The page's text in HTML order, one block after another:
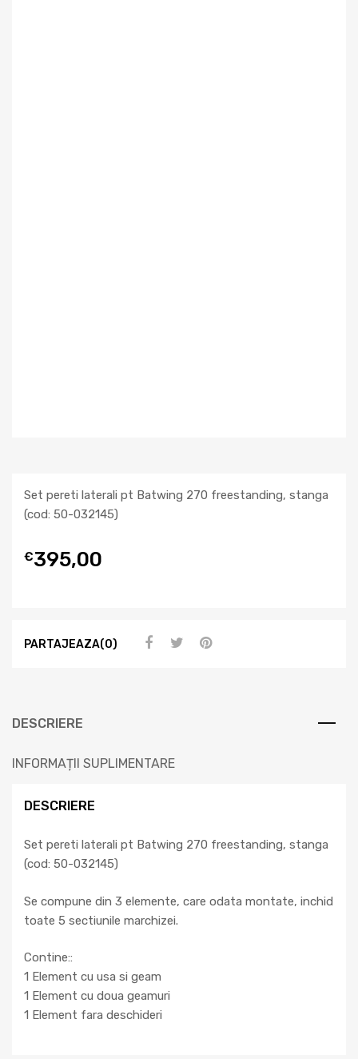
Set pereti laterali pt Batwing 270 freestanding, stanga
(cod: 50-032145)
€395,00
PARTAJEAZA(0)
DESCRIERE
INFORMAȚII SUPLIMENTARE
DESCRIERE
Set pereti laterali pt Batwing 270 freestanding, stanga
(cod: 50-032145)
Se compune din 3 elemente, care odata montate, inchid
toate 5 sectiunile marchizei.
Contine::
1 Element cu usa si geam
1 Element cu doua geamuri
1 Element fara deschideri